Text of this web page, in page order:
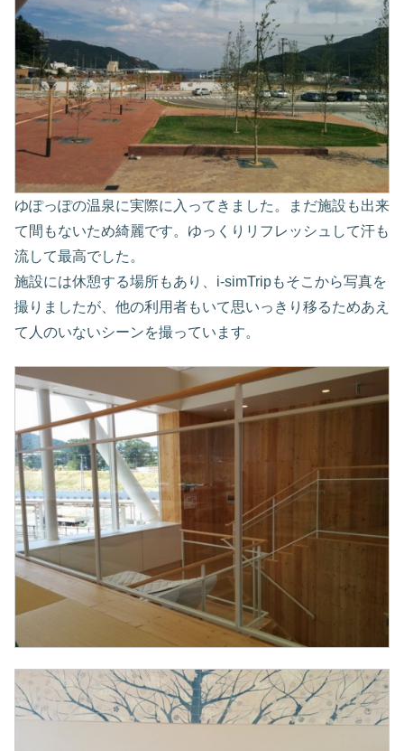
ゆぽっぽの温泉に実際に入ってきました。まだ施設も出来
て間もないため綺麗です。ゆっくりリフレッシュして汗も
流して最高でした。
施設には休憩する場所もあり、i-simTripもそこから写真を
撮りましたが、他の利用者もいて思いっきり移るためあえ
て人のいないシーンを撮っています。